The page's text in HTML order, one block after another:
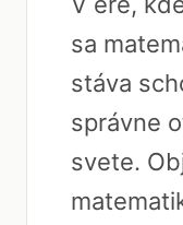
sa
stáva
správne
svete.